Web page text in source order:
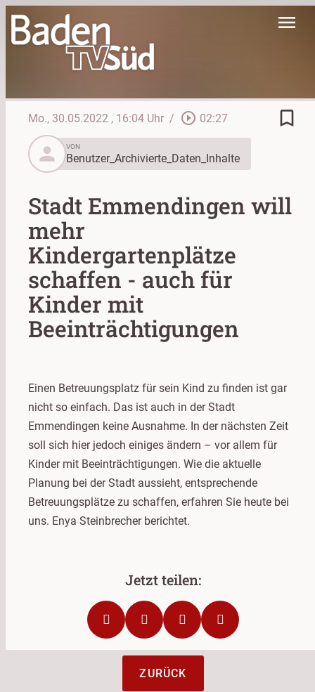
menu
Mo., 30.05.2022 , 16:04 Uhr / play_circle_outline 02:27
bookmark_border
person
VON
Benutzer_Archivierte_Daten_Inhalte
Stadt Emmendingen will
mehr
Kindergartenplätze
schaffen - auch für
Kinder mit
Beeinträchtigungen
Einen Betreuungsplatz für sein Kind zu finden ist gar
nicht so einfach. Das ist auch in der Stadt
Emmendingen keine Ausnahme. In der nächsten Zeit
soll sich hier jedoch einiges ändern – vor allem für
Kinder mit Beeinträchtigungen. Wie die aktuelle
Planung bei der Stadt aussieht, entsprechende
Betreuungsplätze zu schaffen, erfahren Sie heute bei
uns. Enya Steinbrecher berichtet.
ZURÜCK